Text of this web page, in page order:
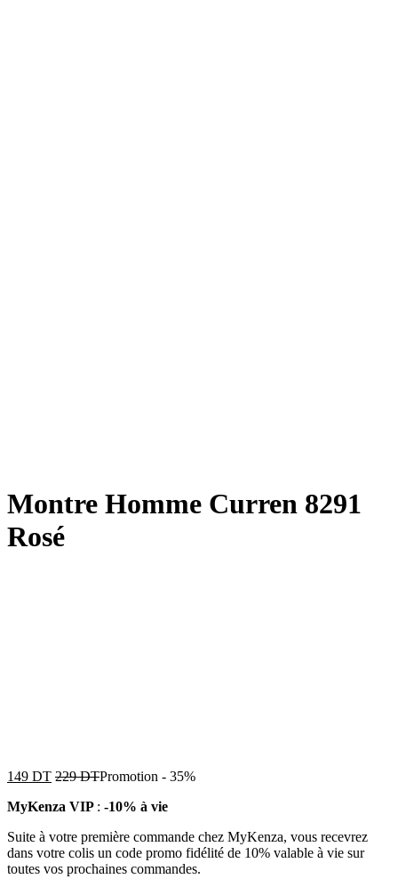
Montre Homme Curren 8291
Rosé
149 DT 229DTPromotion - 35%
MyKenza VIP : -10% à vie
Suite à votre première commande chez MyKenza, vous recevrez
dans votre colis un code promo fidélité de 10% valable à vie sur
toutes vos prochaines commandes.